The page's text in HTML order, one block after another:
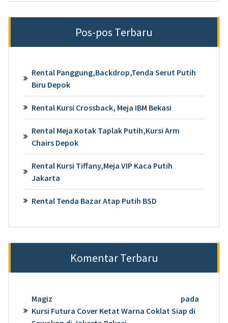
Pos-pos Terbaru
Rental Panggung,Backdrop,Tenda Serut Putih
Biru Depok
Rental Kursi Crossback, Meja IBM Bekasi
Rental Meja Kotak Taplak Putih,Kursi Arm
Chairs Depok
Rental Kursi Tiffany,Meja VIP Kaca Putih
Jakarta
Rental Tenda Bazar Atap Putih BSD
Komentar Terbaru
Magiz
pada
Kursi Futura Cover Ketat Warna Coklat Siap di